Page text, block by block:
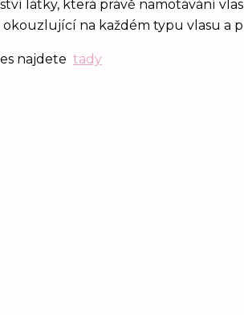
látky, která právě namotávání
na každém typu vlasu a
najdete tady